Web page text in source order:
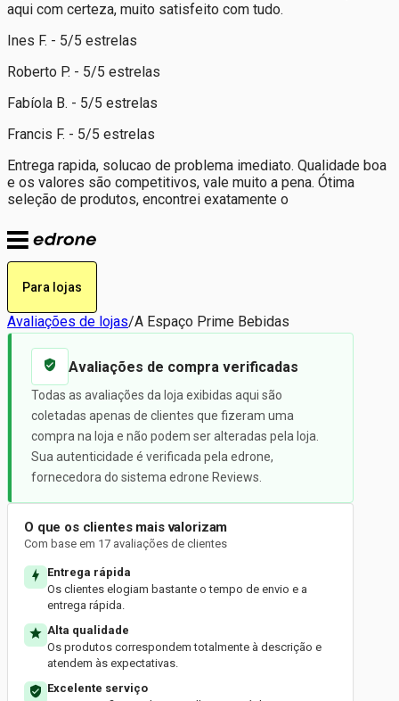
aqui com certeza, muito satisfeito com tudo.
Ines F. - 5/5 estrelas
Roberto P. - 5/5 estrelas
Fabíola B. - 5/5 estrelas
Francis F. - 5/5 estrelas
Entrega rapida, solucao de problema imediato. Qualidade boa
e os valores são competitivos, vale muito a pena. Ótima
seleção de produtos, encontrei exatamente o
Para lojas
Avaliações de lojas/A Espaço Prime Bebidas
Avaliações de compra verificadas
Todas as avaliações da loja exibidas aqui são
coletadas apenas de clientes que fizeram uma
compra na loja e não podem ser alteradas pela loja.
Sua autenticidade é verificada pela edrone,
fornecedora do sistema edrone Reviews.
O que os clientes mais valorizam
Com base em 17 avaliações de clientes
Entrega rápida
Os clientes elogiam bastante o tempo de envio e a
entrega rápida.
Alta qualidade
Os produtos correspondem totalmente à descrição e
atendem às expectativas.
Excelente serviço